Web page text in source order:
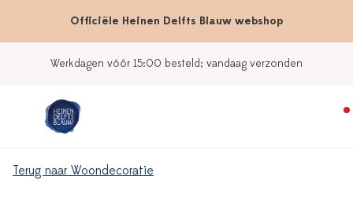
Officiële Heinen Delfts Blauw webshop
Werkdagen vóór 15:00 besteld; vandaag verzonden
Terug naar Woondecoratie